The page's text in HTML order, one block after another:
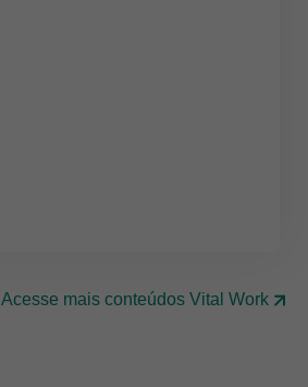
Acesse mais conteúdos Vital Work